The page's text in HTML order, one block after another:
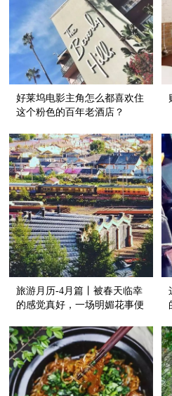
好莱坞电影主角怎么都喜欢住
这个粉色的百年老酒店？
旅游月历-4月篇丨被春天临幸
的感觉真好，一场明媚花事便